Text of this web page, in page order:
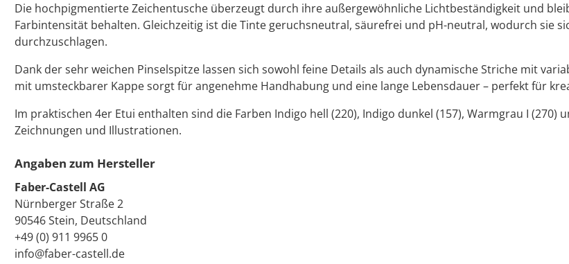
Die hochpigmentierte Zeichentusche überzeugt durch ihre außergewöhnliche Lichtbeständigkeit und
Farbintensität behalten. Gleichzeitig ist die Tinte geruchsneutral, säurefrei und pH-neutral, wodurch sie
durchzuschlagen.
Dank der sehr weichen Pinselspitze lassen sich sowohl feine Details als auch dynamische Striche mit
mit umsteckbarer Kappe sorgt für angenehme Handhabung und eine lange Lebensdauer – perfekt für
Im praktischen 4er Etui enthalten sind die Farben Indigo hell (220), Indigo dunkel (157), Warmgrau I (270)
Zeichnungen und Illustrationen.
Angaben zum Hersteller
Faber-Castell AG
Nürnberger Straße 2
90546 Stein, Deutschland
+49 (0) 911 9965 0
info@faber-castell.de